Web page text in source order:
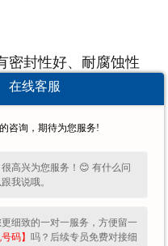
封性好、耐腐蚀性
等特性和优势。它在
和运输领域，为保护
着重要作用。随着塑
，塑料桶盖的特性和
展。
在线客服
咨询，期待为您服务!
高兴为您服务！😊 有什么问
我说哦。
细致的一对一服务，方便留一
码】 吗？后续专员免费对接细